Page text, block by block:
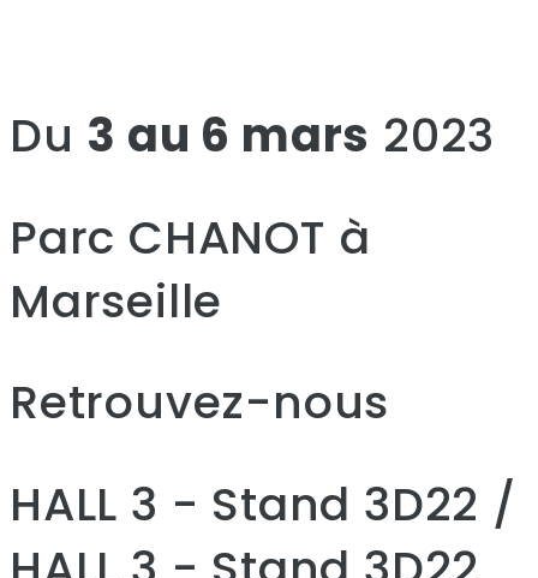
Du 3 au 6 mars 2023
Parc CHANOT à
Marseille
Retrouvez-nous
HALL 3 - Stand 3D22 /